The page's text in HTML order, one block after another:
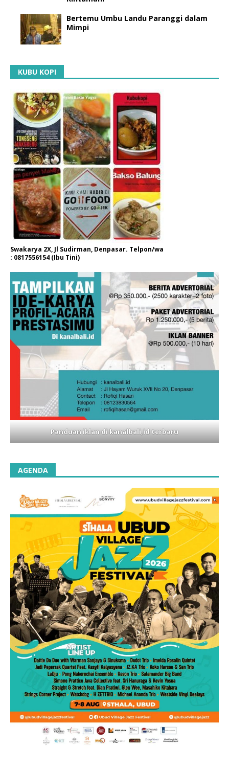
Bertemu Umbu Landu Paranggi dalam
Mimpi
KUBU KOPI
Swakarya 2X, Jl Sudirman, Denpasar. Telpon/wa
: 0817556154 (Ibu Tini)
Panduan iklan di kanalbali,id terbaru
AGENDA